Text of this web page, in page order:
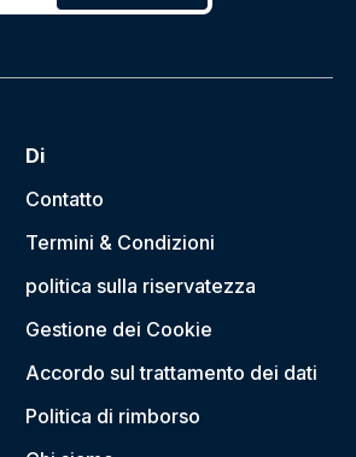
Di
Contatto
Termini & Condizioni
politica sulla riservatezza
Gestione dei Cookie
Accordo sul trattamento dei dati
Politica di rimborso